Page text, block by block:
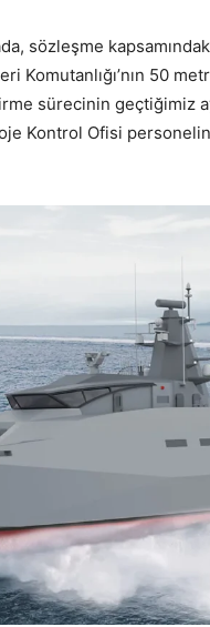
sözleşme
Komutanlığı’nın 50
sürecinin geçtiğimiz
Kontrol Ofisi